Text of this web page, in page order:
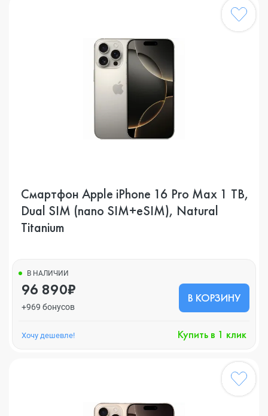
Смартфон Apple iPhone 16 Pro Max 1 TB,
Dual SIM (nano SIM+eSIM), Natural
Titanium
В НАЛИЧИИ
96 890₽
+969 бонусов
В КОРЗИНУ
Хочу дешевле! Купить в 1 клик